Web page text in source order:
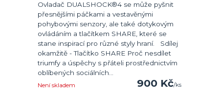
Ovladač DUALSHOCK®4 se může pyšnit
přesnějšími páčkami a vestavěnými
pohybovými senzory, ale také dotykovým
ovládáním a tlačítkem SHARE, které se
stane inspirací pro různé styly hraní. Sdílej
okamžitě - Tlačítko SHARE Proč nesdílet
triumfy a úspěchy s přáteli prostřednictvím
oblíbených sociálních...
900 Kč/ks
Není skladem